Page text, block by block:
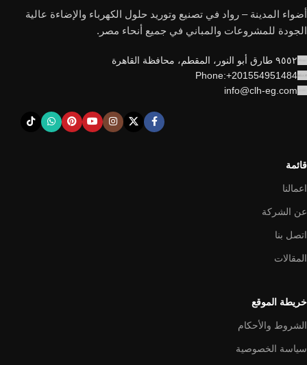
أضواء المدينة – رواد في تصنيع وتوريد حلول الكهرباء والإضاءة عالية
الجودة للمشروعات والمباني في جميع أنحاء مصر.
٩٥٥٢ طارق أبو النور، المقطم، محافظة القاهرة
Phone:+201554951484
info@clh-eg.com
قائمة
اعمالنا
عن الشركة
اتصل بنا
المقالات
خريطة الموقع
الشروط والأحكام
سياسة الخصوصية